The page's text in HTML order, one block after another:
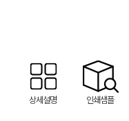
상세설명 인쇄샘플